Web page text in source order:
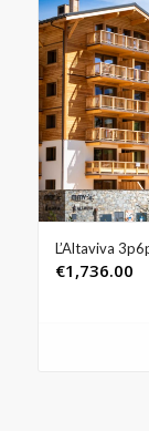
L’Altaviva
€1,736.00